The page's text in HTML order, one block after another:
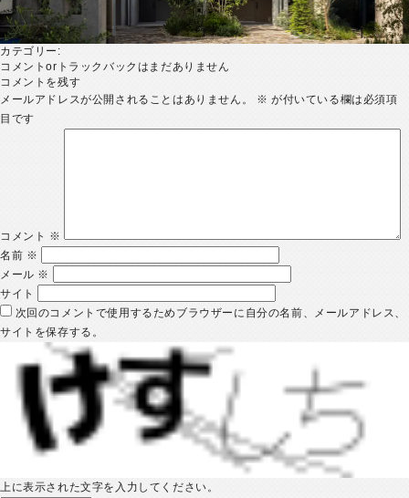
カテゴリー:
コメントorトラックバックはまだありません
コメントを残す
メールアドレスが公開されることはありません。
※ が付いている欄は必須項
目です
コメント ※
名前 ※
メール ※
サイト
次回のコメントで使用するためブラウザーに自分の名前、メールアドレス、
サイトを保存する。
上に表示された文字を入力してください。